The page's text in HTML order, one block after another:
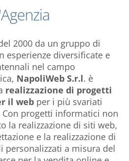
2000 da un gruppo di
esperienze diversificate e
nel campo
NapoliWeb S.r.l. è
realizzazione di progetti
il webper i più svariati
progetti informatici non
la realizzazione di siti web,
e la realizzazione di
personalizzati a misura del